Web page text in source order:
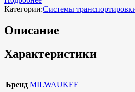
Категории:Системы
Описание
Характеристики
Бренд MILWAUKEE